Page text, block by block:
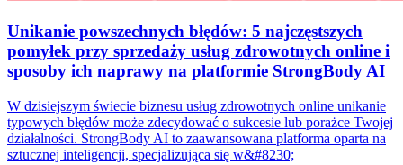
Unikanie powszechnych błędów: 5 najczęstszych
pomyłek przy sprzedaży usług zdrowotnych online i
sposoby ich naprawy na platformie StrongBody AI
W dzisiejszym świecie biznesu usług zdrowotnych online unikanie
typowych błędów może zdecydować o sukcesie lub porażce Twojej
działalności. StrongBody AI to zaawansowana platforma oparta na
sztucznej inteligencji, specjalizująca się w&#8230;